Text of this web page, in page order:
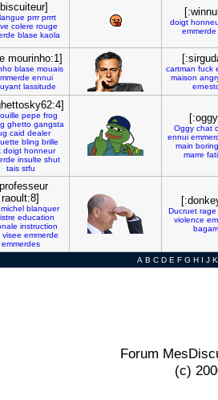
langue prrr prrrt
colere rouge
blase kaola
doigt
emmerde
mourinho:1]
blase mouais
ennui
lassitude
cartman fuck
maison
pepe frog
ghetto gangsta
caid dealer
bling brille
doigt honneur
insulte shut
tais stfu
Oggy chat
ennui
main boring
marre
raoult:8]
michel blanquer
education
instruction
visee emmerde
emmerdes
Ducruet rage
violence
A B C D E F G H I J K
Forum
(c)